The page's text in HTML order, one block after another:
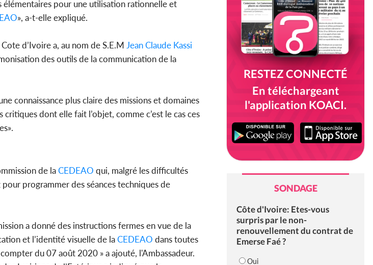
pour une utilisation rationnelle et
», a-t-elle expliqué.
d’Ivoire a, au nom de S.E.M Jean Claude Kassi
des outils de la communication de la
connaissance plus claire des missions et domaines
dont elle fait l’objet, comme c’est le cas ces
de laCEDEAO qui, malgré les difficultés
programmer des séances techniques de
a donné des instructions fermes en vue de la
et l’identité visuelle de laCEDEAO dans toutes
du 07 août 2020 » a ajouté, l'Ambassadeur.
RESTEZ CONNECTÉ
En téléchargeant
l'application KOACI.
SONDAGE
Côte d'Ivoire: Etes-vous
surpris par le non-
renouvellement du contrat de
Emerse Faé ?
Oui